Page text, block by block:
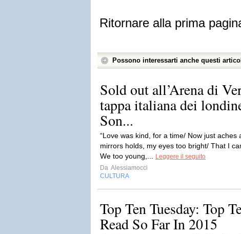
Ritornare alla prima
Possono interessarti anche questi
Sold out all’Arena di
tappa italiana dei
Son...
“Love was kind, for a time/ Now just
mirrors holds, my eyes too bright/ That I
We too young,...
Leggere il seguito
Da Alessiamocci
CULTURA
Top Ten Tuesday: Top
Read So Far In 2015